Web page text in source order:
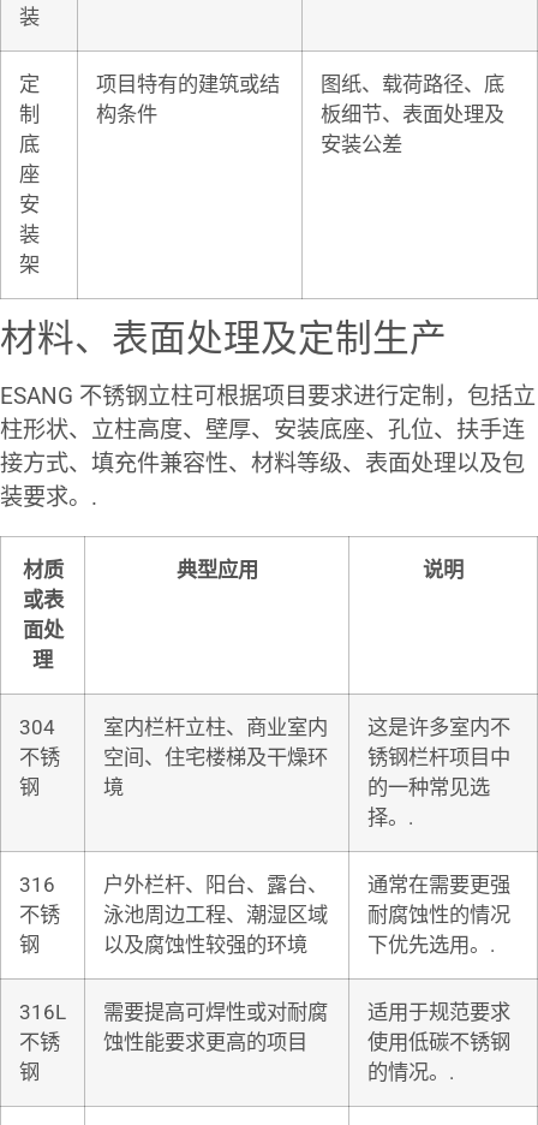
装
定
制
底
座
安
装
架
项目特有的建筑或结
构条件
图纸、载荷路径、底
板细节、表面处理及
安装公差
材料、表面处理及定制生产
ESANG 不锈钢立柱可根据项目要求进行定制，包括立
柱形状、立柱高度、壁厚、安装底座、孔位、扶手连
接方式、填充件兼容性、材料等级、表面处理以及包
装要求。.
材质
或表
面处
理
典型应用 说明
304
不锈
钢
室内栏杆立柱、商业室内
空间、住宅楼梯及干燥环
境
这是许多室内不
锈钢栏杆项目中
的一种常见选
择。.
316
不锈
钢
户外栏杆、阳台、露台、
泳池周边工程、潮湿区域
以及腐蚀性较强的环境
通常在需要更强
耐腐蚀性的情况
下优先选用。.
316L
不锈
钢
需要提高可焊性或对耐腐
蚀性能要求更高的项目
适用于规范要求
使用低碳不锈钢
的情况。.